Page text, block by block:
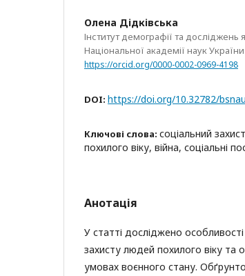
Олена Дідківська
Інститут демографії та досліджень
Національної академії наук України
https://orcid.org/0000-0002-0969-4198
DOI: https://doi.org/10.32782/
Ключові слова: соціальний
похилого віку, війна, соціальні
Анотація
У статті досліджено
захисту людей похилого віку та
умовах воєнного стану.